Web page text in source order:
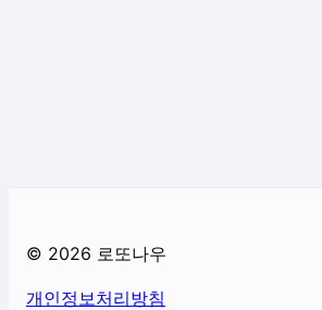
© 2026 로또나우
개인정보처리방침